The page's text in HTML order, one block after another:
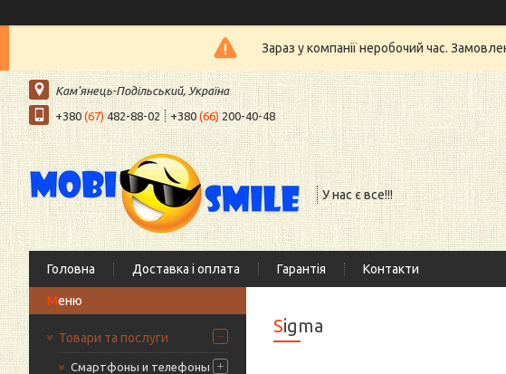
Зараз у компанії неробочий час.
Кам'янець-Подільський, Україна
+380 (67) 482-88-02 +380(66) 200-40-48
У нас є все!!!
Головна Доставка і оплата Гарантія Контакти
Товари та послуги
Смартфоны и телефоны
Sigma